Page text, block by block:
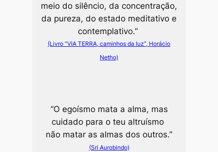
meio do silêncio, da concentração,
da pureza, do estado meditativo e
contemplativo.”
(Livro “VIA TERRA, caminhos da luz”, Horácio
Netho)
“O egoísmo mata a alma, mas
cuidado para o teu altruísmo
não matar as almas dos outros.”
(Sri Aurobindo)